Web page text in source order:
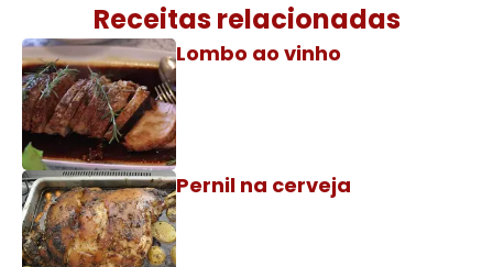
Receitas relacionadas
Lombo ao vinho
Pernil na cerveja